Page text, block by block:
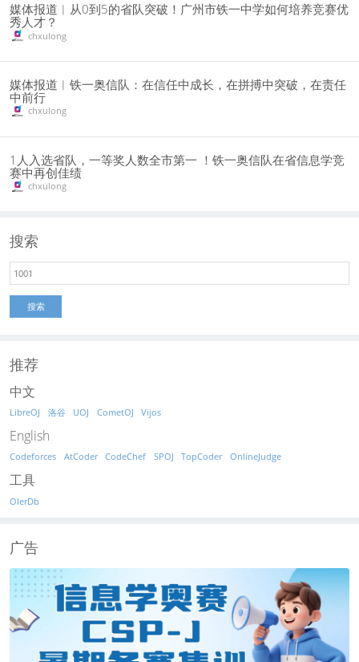
媒体报道︱从0到5的省队突破！广州市铁一中学如何培养竞赛优
秀人才？
chxulong
媒体报道︱铁一奥信队：在信任中成长，在拼搏中突破，在责任
中前行
chxulong
1人入选省队，一等奖人数全市第一 ！铁一奥信队在省信息学竞
赛中再创佳绩
chxulong
搜索
搜索
推荐
中文
LibreOJ 洛谷 UOJ CometOJ Vijos
English
Codeforces AtCoder CodeChef SPOJ TopCoder OnlineJudge
工具
OIerDb
广告